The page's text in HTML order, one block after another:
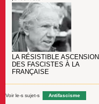
LA RÉSISTIBLE ASCENSION
DES FASCISTES À LA
FRANÇAISE
Voir le-s sujet-s Antifascisme